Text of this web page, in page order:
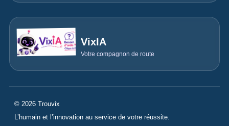
VixIA
Votre compagnon de route
© 2026 Trouvix
L’humain et l’innovation au service de votre réussite.